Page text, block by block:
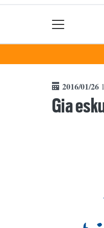
2016/01/26
Gia